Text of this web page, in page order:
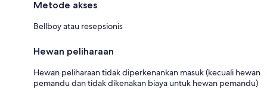
Metode akses
Bellboy atau resepsionis
Hewan peliharaan
Hewan peliharaan tidak diperkenankan masuk (kecuali hewan
pemandu dan tidak dikenakan biaya untuk hewan pemandu)